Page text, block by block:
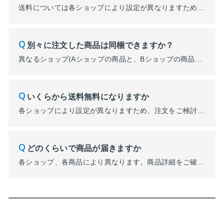
別々に注文した商品は同梱できますか？
いくらから送料無料になりますか
どのくらいで商品が届きますか